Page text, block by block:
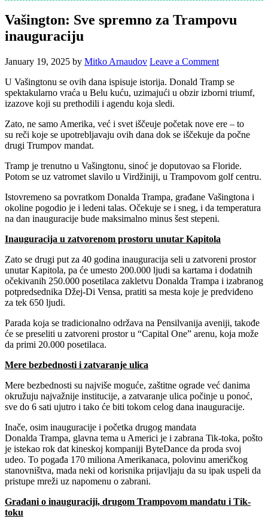
Vašington: Sve spremno za Trampovu
inauguraciju
January 19, 2025 by Mitko Arnaudov Leave a Comment
U Vašingtonu se ovih dana ispisuje istorija. Donald Tramp se
spektakularno vraća u Belu kuću, uzimajući u obzir izborni triumf,
izazove koji su prethodili i agendu koja sledi.
Zato, ne samo Amerika, već i svet iščeuje početak nove ere – to
su reči koje se upotrebljavaju ovih dana dok se iščekuje da počne
drugi Trumpov mandat.
Tramp je trenutno u Vašingtonu, sinoć je doputovao sa Floride.
Potom se uz vatromet slavilo u Virdžiniji, u Trampovom golf centru.
Istovremeno sa povratkom Donalda Trampa, građane Vašingtona i
okoline pogodio je i ledeni talas. Očekuje se i sneg, i da temperatura
na dan inauguracije bude maksimalno minus šest stepeni.
Inauguracija u zatvorenom prostoru unutar Kapitola
Zato se drugi put za 40 godina inauguracija seli u zatvoreni prostor
unutar Kapitola, pa će umesto 200.000 ljudi sa kartama i dodatnih
očekivanih 250.000 posetilaca zakletvu Donalda Trampa i izabranog
potpredsednika Džej-Di Vensa, pratiti sa mesta koje je predviđeno
za tek 650 ljudi.
Parada koja se tradicionalno održava na Pensilvanija aveniji, takođe
će se preseliti u zatvoreni prostor u “Capital One” arenu, koja može
da primi 20.000 posetilaca.
Mere bezbednosti i zatvaranje ulica
Mere bezbednosti su najviše moguće, zaštitne ograde već danima
okružuju najvažnije institucije, a zatvaranje ulica počinje u ponoć,
sve do 6 sati ujutro i tako će biti tokom celog dana inauguracije.
Inače, osim inauguracije i početka drugog mandata
Donalda Trampa, glavna tema u Americi je i zabrana Tik-toka, pošto
je istekao rok dat kineskoj kompaniji ByteDance da proda svoj
udeo. To pogađa 170 miliona Amerikanaca, polovinu američkog
stanovništva, mada neki od korisnika prijavljaju da su ipak uspeli da
pristupe mreži uz napomenu o zabrani.
Građani o inauguraciji, drugom Trampovom mandatu i Tik-
toku